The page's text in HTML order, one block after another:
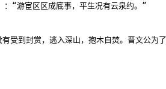
“游宦区区成底事，平生况有云泉约。”
到封赏，逃入深山，抱木自焚。晋文公为